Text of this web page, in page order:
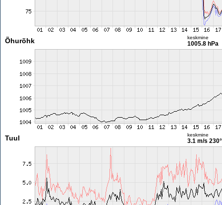
Õhurõhk keskmine
1005.8 hPa
Tuul keskmine
3.1 m/s 230°